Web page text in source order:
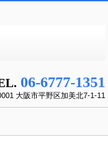
06-6777-1351
大阪市平野区加美北7-1-11